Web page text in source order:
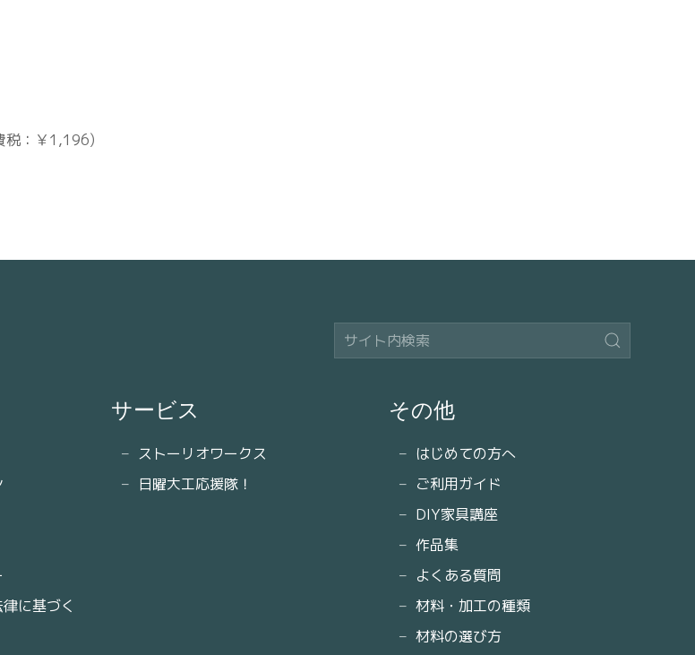
税：￥1,196)
に基づく
サービス
ストーリオワークス
日曜大工応援隊！
その他
はじめての方へ
ご利用ガイド
DIY家具講座
作品集
よくある質問
材料・加工の種類
材料の選び方